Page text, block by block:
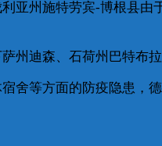
州施特劳宾-博根县由
迪森、石荷州巴特布拉
等方面的防疫隐患，德